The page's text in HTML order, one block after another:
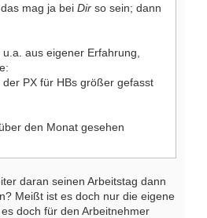
mag ja bei Dirso sein; dann
aus eigener Erfahrung,
PX für HBs größer gefasst
den Monat gesehen
daran seinen Arbeitstag dann
Meißt ist es doch nur die eigene
doch für den Arbeitnehmer